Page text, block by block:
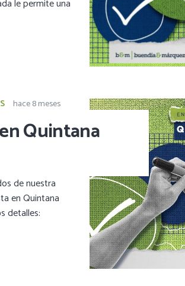
le permite una
hace 8 meses
Quintana
de nuestra
en Quintana
detalles: